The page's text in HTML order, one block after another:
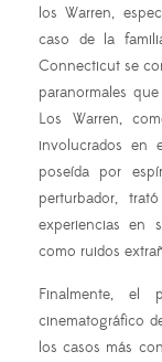
los Warren,
caso de la
Connecticut se
paranormales
Los Warren,
involucrados en
poseída por
perturbador,
experiencias en
como ruidos
Finalmente, el
cinematográfico
los casos más